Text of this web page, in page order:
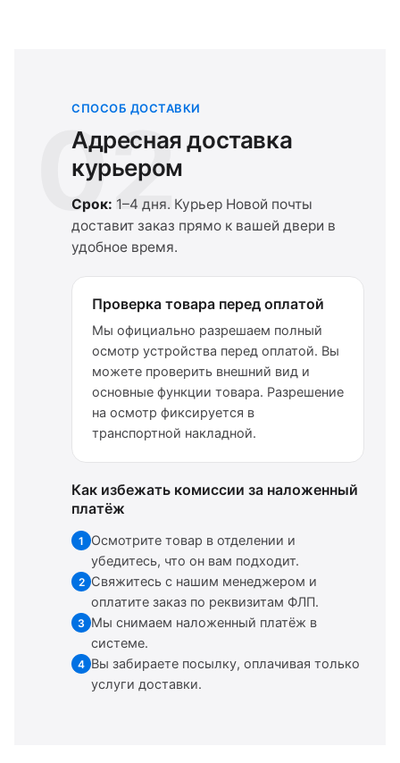
02
СПОСОБ ДОСТАВКИ
Адресная доставка
курьером
Срок: 1–4 дня. Курьер Новой почты
доставит заказ прямо к вашей двери в
удобное время.
Проверка товара перед оплатой
Мы официально разрешаем полный
осмотр устройства перед оплатой. Вы
можете проверить внешний вид и
основные функции товара. Разрешение
на осмотр фиксируется в
транспортной накладной.
Как избежать комиссии за наложенный
платёж
1
Осмотрите товар в отделении и
убедитесь, что он вам подходит.
2 Свяжитесь с нашим менеджером и
оплатите заказ по реквизитам ФЛП.
3 Мы снимаем наложенный платёж в
системе.
4 Вы забираете посылку, оплачивая только
услуги доставки.